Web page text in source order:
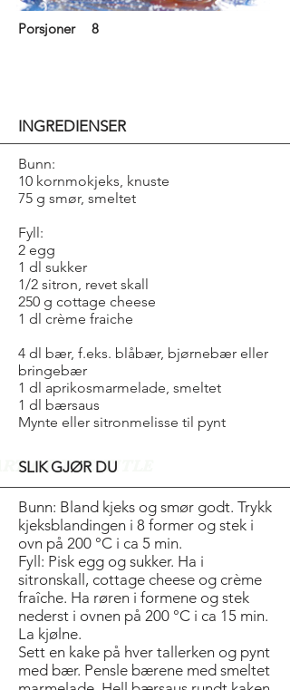
Porsjoner 8
INGREDIENSER
Bunn:
10 kornmokjeks, knuste
75 g smør, smeltet
Fyll:
2 egg
1 dl sukker
1/2 sitron, revet skall
250 g cottage cheese
1 dl crème fraiche
4 dl bær, f.eks. blåbær, bjørnebær eller
bringebær
1 dl aprikosmarmelade, smeltet
1 dl bærsaus
Mynte eller sitronmelisse til pynt
OF THE TITLE
SLIK GJØR DU
Bunn: Bland kjeks og smør godt. Trykk
kjeksblandingen i 8 former og stek i
ovn på 200 °C i ca 5 min.
Fyll: Pisk egg og sukker. Ha i
sitronskall, cottage cheese og crème
fraîche. Ha røren i formene og stek
nederst i ovnen på 200 °C i ca 15 min.
La kjølne.
Sett en kake på hver tallerken og pynt
med bær. Pensle bærene med smeltet